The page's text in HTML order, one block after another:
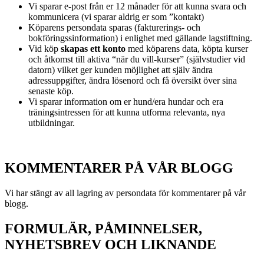
Vi sparar e-post från er 12 månader för att kunna svara och
kommunicera (vi sparar aldrig er som ”kontakt)
Köparens persondata sparas (fakturerings- och
bokföringssinformation) i enlighet med gällande lagstiftning.
Vid köp skapas ett konto med köparens data, köpta kurser
och åtkomst till aktiva “när du vill-kurser” (självstudier vid
datorn) vilket ger kunden möjlighet att själv ändra
adressuppgifter, ändra lösenord och få översikt över sina
senaste köp.
Vi sparar information om er hund/era hundar och era
träningsintressen för att kunna utforma relevanta, nya
utbildningar.
KOMMENTARER PÅ VÅR BLOGG
Vi har stängt av all lagring av persondata för kommentarer på vår
blogg.
FORMULÄR, PÅMINNELSER,
NYHETSBREV OCH LIKNANDE